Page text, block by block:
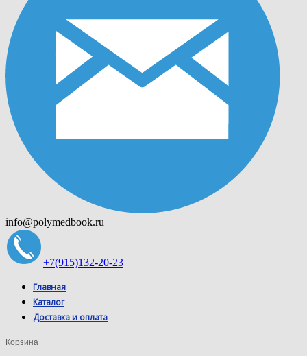
info@polymedbook.ru
+7(915)132-20-23
Главная
Каталог
Доставка и оплата
Корзина